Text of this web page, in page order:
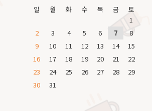
일 월 화 수 목 금
토
1
2
3 4 5 6 7
8
9
10 11 12 13 14
15
16
17 18 19 20 21
22
23
24 25 26 27 28
29
30
31